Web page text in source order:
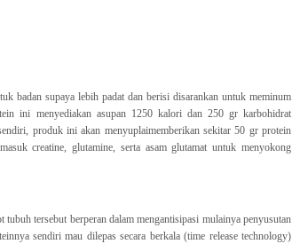
badan supaya lebih padat dan berisi disarankan untuk meminum
ini menyediakan asupan 1250 kalori dan 250 gr karbohidrat
produk ini akan menyuplaimemberikan sekitar 50 gr protein
creatine, glutamine, serta asam glutamat untuk menyokong
tersebut berperan dalam mengantisipasi mulainya penyusutan
sendiri mau dilepas secara berkala (time release technology)